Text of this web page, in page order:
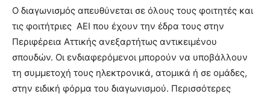
Ο διαγωνισμός απευθύνεται σε όλους τους φοιτητές και
τις φοιτήτριες ΑΕΙ που έχουν την έδρα τους στην
Περιφέρεια Αττικής ανεξαρτήτως αντικειμένου
σπουδών. Οι ενδιαφερόμενοι μπορούν να υποβάλλουν
τη συμμετοχή τους ηλεκτρονικά, ατομικά ή σε ομάδες,
στην ειδική φόρμα του διαγωνισμού. Περισσότερες